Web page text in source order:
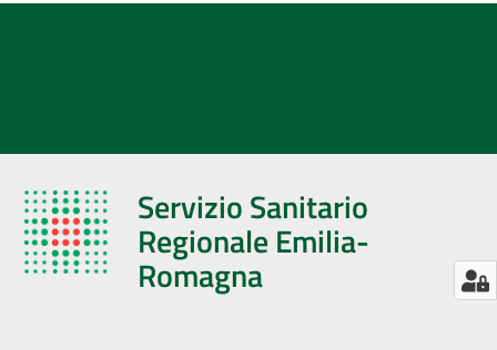
Servizio Sanitario
Regionale Emilia-
Romagna